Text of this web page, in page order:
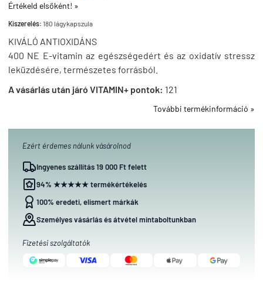
Értékeld elsőként! »
Kiszerelés: 180 lágykapszula
KIVÁLÓ ANTIOXIDÁNS
400 NE E-vitamin az egészségedért és az oxidatív stressz
leküzdésére, természetes forrásból.
A vásárlás után járó VITAMIN+ pontok: 121
További termékinformáció »
Ezért érdemes nálunk vásárolnod
Ingyenes szállítás 19 000 Ft felett
94% ★★★★★ termékértékelés
100% eredeti, elismert márkák
Személyes vásárlás és átvétel mintaboltunkban
Fizetési szolgáltatók